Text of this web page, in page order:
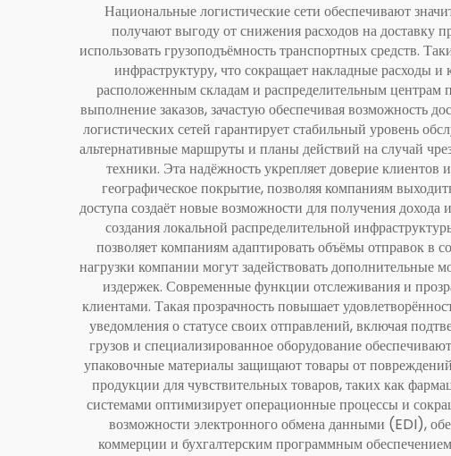
Национальные логистические сети обеспечивают
получают выгоду от снижения расходов на доставку
использовать грузоподъёмность транспортных средств.
инфраструктуру, что сокращает накладные расходы
расположенным складам и распределительным центрам
выполнение заказов, зачастую обеспечивая возможность
логистических сетей гарантирует стабильный уровень
альтернативные маршруты и планы действий на случай
техники. Эта надёжность укрепляет доверие клиентов
географическое покрытие, позволяя компаниям
доступа создаёт новые возможности для получения
создания локальной распределительной
позволяет компаниям адаптировать объёмы отправок
нагрузки компании могут задействовать дополнительные
издержек. Современные функции отслеживания и
клиентами. Такая прозрачность повышает
уведомления о статусе своих отправлений, включая
грузов и специализированное оборудование
упаковочные материалы защищают товары от
продукции для чувствительных товаров, таких как
системами оптимизирует операционные процессы и
возможности электронного обмена данными (EDI),
коммерции и бухгалтерским программным